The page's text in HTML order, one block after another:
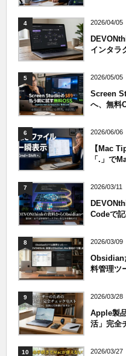
4 2026/04/05
インタラ
5 2026/05/05
Screen
へ、無料
6 2026/06/06
【Mac
「.」で
7 2026/03/11
Codeで
8 2026/03/09
Obsidian
料管理ツ
9 2026/03/28
Apple製
活」完全
10 2026/03/27